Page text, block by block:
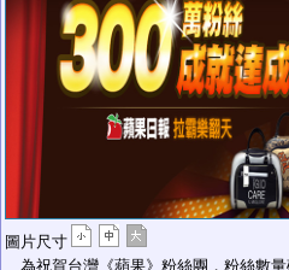
圖片尺寸
為祝賀台灣《蘋果》粉絲團，粉絲數量